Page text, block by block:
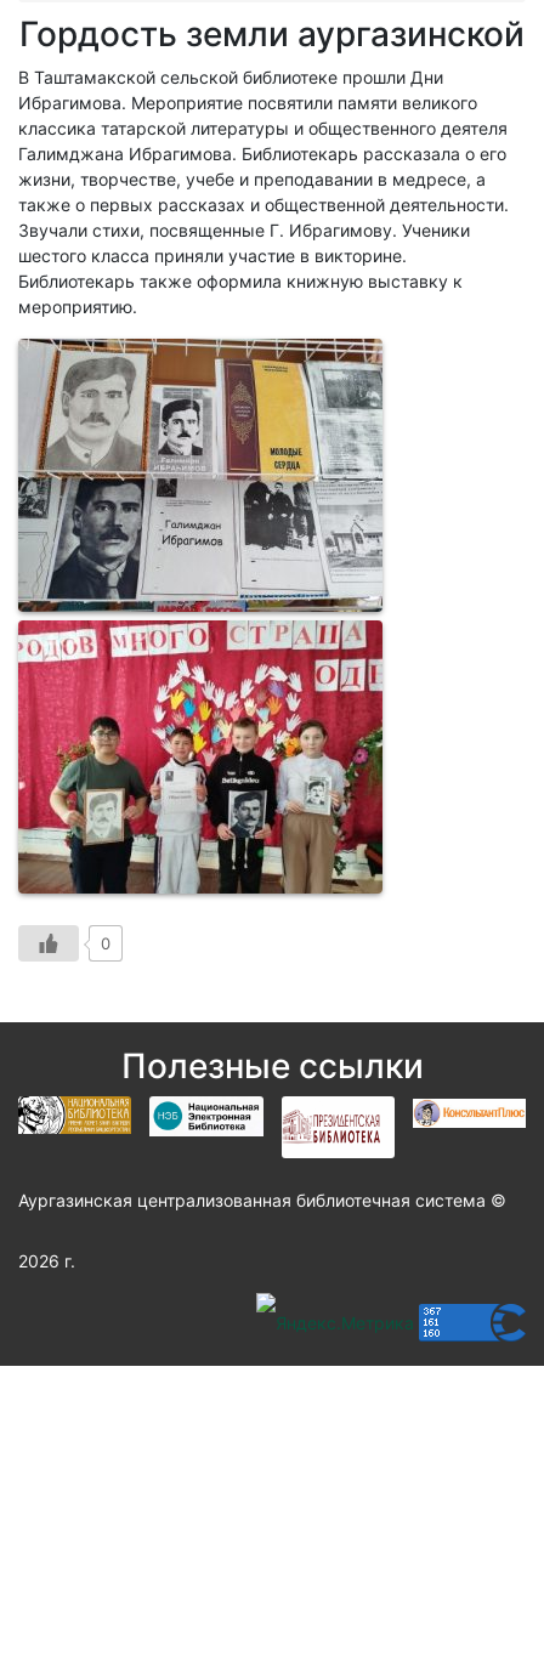
Гордость земли аургазинской
В Таштамакской сельской библиотеке прошли Дни
Ибрагимова. Мероприятие посвятили памяти великого
классика татарской литературы и общественного деятеля
Галимджана Ибрагимова. Библиотекарь рассказала о его
жизни, творчестве, учебе и преподавании в медресе, а
также о первых рассказах и общественной деятельности.
Звучали стихи, посвященные Г. Ибрагимову. Ученики
шестого класса приняли участие в викторине.
Библиотекарь также оформила книжную выставку к
мероприятию.
0
Полезные ссылки
Аургазинская централизованная библиотечная система ©
2026 г.